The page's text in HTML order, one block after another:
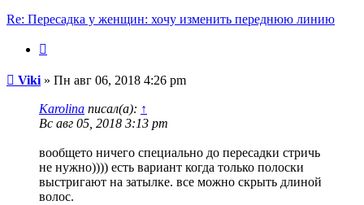
Re: Пересадка у женщин: хочу изменить переднюю линию
Сообщение
Viki » Пн авг 06, 2018 4:26 pm
Karolina писал(а): ↑
Вс авг 05, 2018 3:13 pm
вообщето ничего специально до пересадки стричь
не нужно)))) есть вариант когда только полоски
выстригают на затылке. все можно скрыть длиной
волос.